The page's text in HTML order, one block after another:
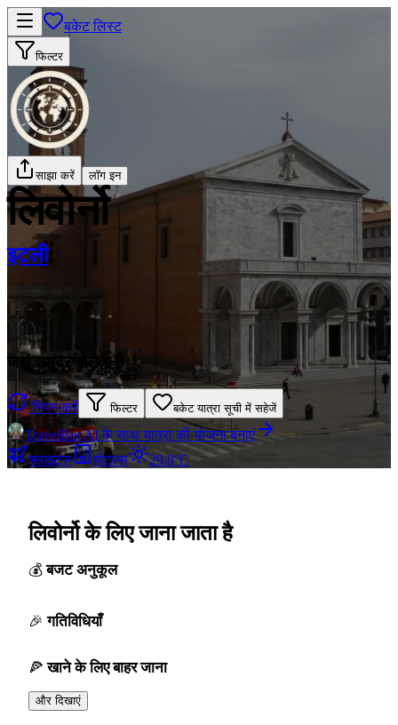
बकेट लिस्ट
फिल्टर
साझा करें लॉग इन
लिवोर्नो
इटली
जहां समुद्र बोलता है
स्पिन करें फिल्टर बकेट यात्रा सूची में सहेजें
TravelBot AI के साथ यात्रा की योजना बनाएं
फ्लाइट्स
होटल्स 29.8°C
लिवोर्नो के लिए जाना जाता है
बजट अनुकूल
गतिविधियाँ
खाने के लिए बाहर जाना
और दिखाएं